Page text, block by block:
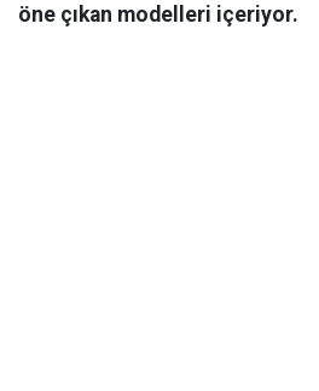
öne çıkan modelleri içeriyor.